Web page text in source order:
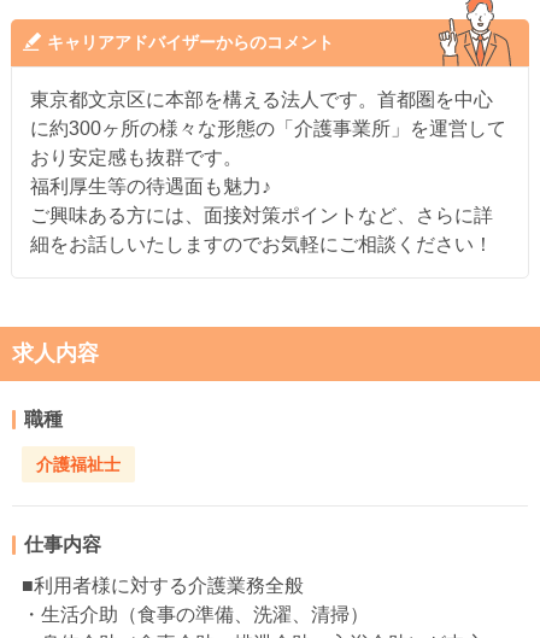
キャリアアドバイザーからのコメント
東京都文京区に本部を構える法人です。首都圏を中心
に約300ヶ所の様々な形態の「介護事業所」を運営して
おり安定感も抜群です。
福利厚生等の待遇面も魅力♪
ご興味ある方には、面接対策ポイントなど、さらに詳
細をお話しいたしますのでお気軽にご相談ください！
求人内容
職種
介護福祉士
仕事内容
■利用者様に対する介護業務全般
・生活介助（食事の準備、洗濯、清掃）